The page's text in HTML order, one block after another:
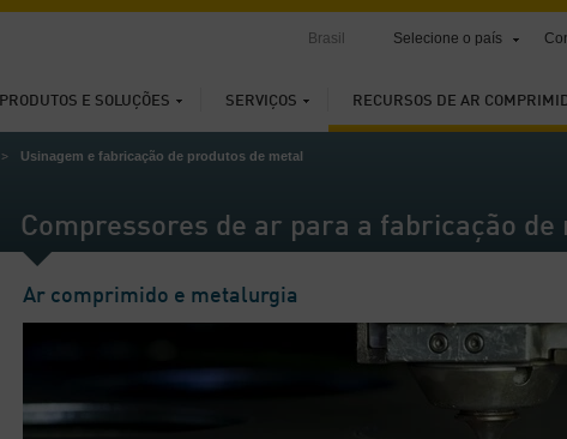
PRODUTOS E SOLUÇÕES SERVIÇOS RECURSOS DE AR
Brasil Selecione o país
Usinagem e fabricação de produtos de metal
Compressores de ar para a fabricação de
Ar comprimido e metalurgia